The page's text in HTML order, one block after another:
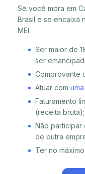
Se você mora em
Brasil e se encaixa
MEI:
Ser maior de
ser
Comprovante
Atuar com
Faturamento
(receita bruta);
Não participar
de outra
Ter no